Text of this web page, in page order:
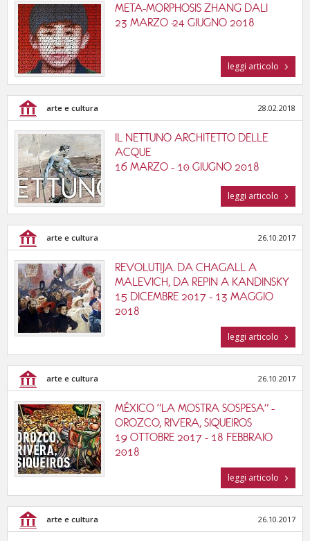
META-MORPHOSIS ZHANG DALI
23 MARZO -24 GIUGNO 2018
leggi articolo
arte e cultura 28.02.2018
IL NETTUNO ARCHITETTO DELLE
ACQUE
16 MARZO - 10 GIUGNO 2018
leggi articolo
arte e cultura 26.10.2017
REVOLUTIJA. DA CHAGALL A
MALEVICH, DA REPIN A KANDINSKY
15 DICEMBRE 2017 - 13 MAGGIO
2018
leggi articolo
arte e cultura 26.10.2017
MÉXICO “LA MOSTRA SOSPESA” -
OROZCO, RIVERA, SIQUEIROS
19 OTTOBRE 2017 - 18 FEBBRAIO
2018
leggi articolo
arte e cultura 26.10.2017